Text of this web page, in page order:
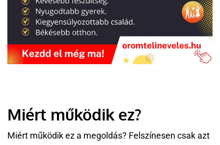
Miért működik ez?
Miért működik ez a megoldás? Felszínesen csak azt